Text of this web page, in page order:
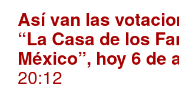
Así van las
“La Casa de los
México”, hoy 6 de
20:12